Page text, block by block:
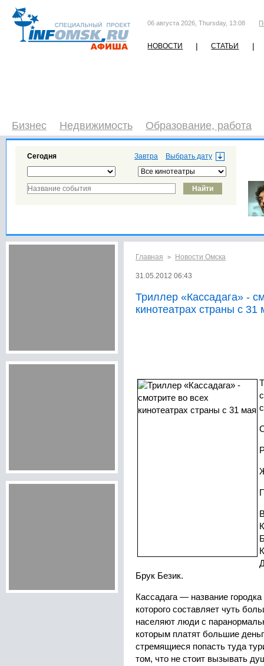
06 августа 2026, Thursday, 13:08
НОВОСТИ | СТАТЬИ |
Бизнес Недвижимость Образование, работа
Завтра
Сегодня
Главная > Новости Омска
31.05.2012 06:43
Триллер «Кассадага» -
кинотеатрах страны с 31
Брук Безик.
Кассадага — название
которого составляет чуть
населяют люди с
которым платят большие
стремящиеся попасть туда
том, что не стоит вызывать